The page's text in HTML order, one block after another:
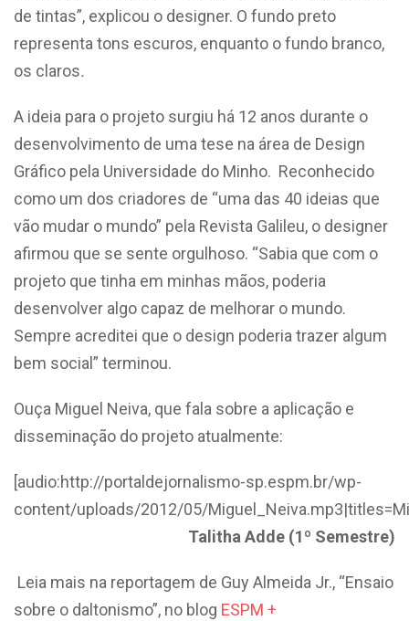
de tintas”, explicou o designer. O fundo preto
representa tons escuros, enquanto o fundo branco,
os claros.
A ideia para o projeto surgiu há 12 anos durante o
desenvolvimento de uma tese na área de Design
Gráfico pela Universidade do Minho. Reconhecido
como um dos criadores de “uma das 40 ideias que
vão mudar o mundo” pela Revista Galileu, o designer
afirmou que se sente orgulhoso. “Sabia que com o
projeto que tinha em minhas mãos, poderia
desenvolver algo capaz de melhorar o mundo.
Sempre acreditei que o design poderia trazer algum
bem social” terminou.
Ouça Miguel Neiva, que fala sobre a aplicação e
disseminação do projeto atualmente:
[audio:http://portaldejornalismo-sp.espm.br/wp-
content/uploads/2012/05/
Talitha Adde (1º Semestre)
Leia mais na reportagem de Guy Almeida Jr., “Ensaio
sobre o daltonismo”, no blog ESPM +